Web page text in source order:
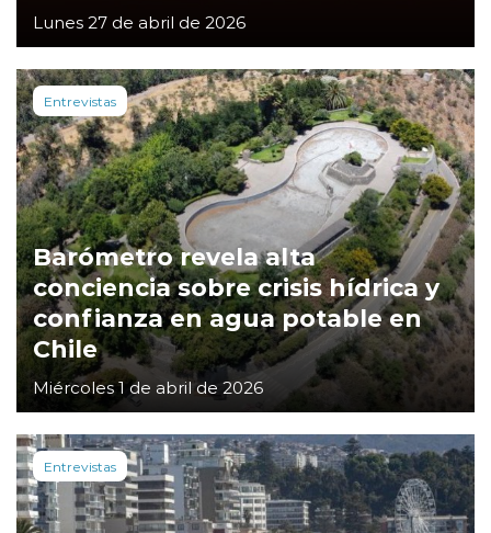
Lunes 27 de abril de 2026
Entrevistas
Barómetro revela alta
conciencia sobre crisis hídrica y
confianza en agua potable en
Chile
Miércoles 1 de abril de 2026
Entrevistas